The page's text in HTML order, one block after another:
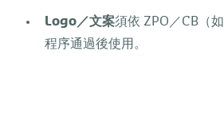
Logo／文案須依 ZPO／CB（如
程序通過後使用。